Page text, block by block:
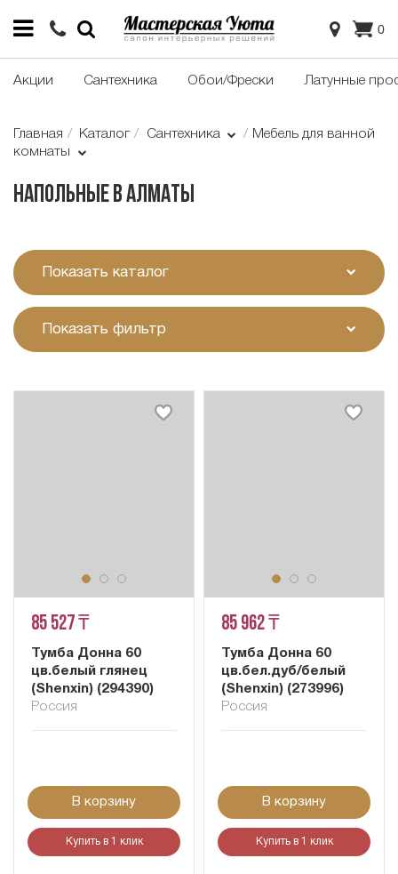
0
Акции Сантехника Обои/Фрески Латунные
Главная Каталог Сантехника
Мебель для ванной
комнаты
Напольные в Алматы
Показать каталог
Показать фильтр
85 527 ₸
Тумба Донна 60
цв.белый глянец
(Shenxin) (294390)
Россия
В корзину
Купить в 1 клик
85 962 ₸
Тумба Донна 60
цв.бел.дуб/белый
(Shenxin) (273996)
Россия
В корзину
Купить в 1 клик